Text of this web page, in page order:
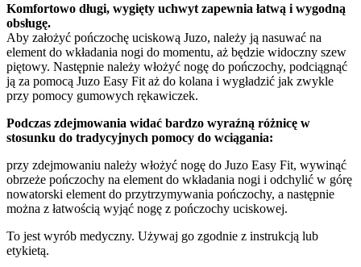
Komfortowo długi, wygięty uchwyt zapewnia łatwą i wygodną
obsługę.
Aby założyć pończochę uciskową Juzo, należy ją nasuwać na
element do wkładania nogi do momentu, aż będzie widoczny szew
piętowy. Następnie należy włożyć nogę do pończochy, podciągnąć
ją za pomocą Juzo Easy Fit aż do kolana i wygładzić jak zwykle
przy pomocy gumowych rękawiczek.
Podczas zdejmowania widać bardzo wyraźną różnicę w
stosunku do tradycyjnych pomocy do wciągania:
przy zdejmowaniu należy włożyć nogę do Juzo Easy Fit, wywinąć
obrzeże pończochy na element do wkładania nogi i odchylić w górę
nowatorski element do przytrzymywania pończochy, a następnie
można z łatwością wyjąć nogę z pończochy uciskowej.
To jest wyrób medyczny. Używaj go zgodnie z instrukcją lub
etykietą.